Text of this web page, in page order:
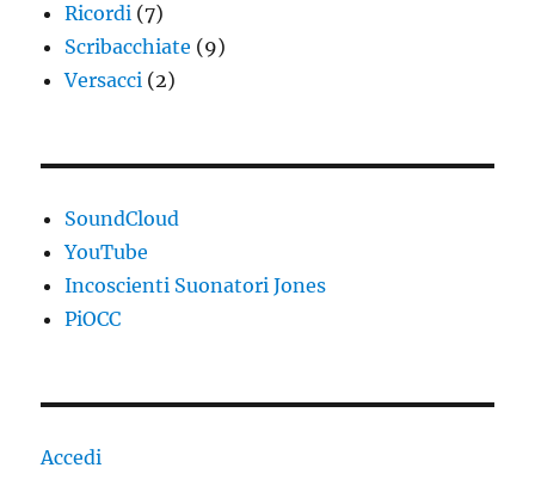
Ricordi (7)
Scribacchiate (9)
Versacci (2)
SoundCloud
YouTube
Incoscienti Suonatori Jones
PiOCC
Accedi